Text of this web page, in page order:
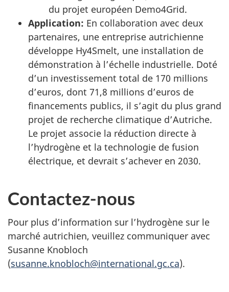
du projet européen Demo4Grid.
Application: En collaboration avec deux
partenaires, une entreprise autrichienne
développe Hy4Smelt, une installation de
démonstration à l’échelle industrielle. Doté
d’un investissement total de 170 millions
d’euros, dont 71,8 millions d’euros de
financements publics, il s’agit du plus grand
projet de recherche climatique d’Autriche.
Le projet associe la réduction directe à
l’hydrogène et la technologie de fusion
électrique, et devrait s’achever en 2030.
Contactez-nous
Pour plus d’information sur l’hydrogène sur le
marché autrichien, veuillez communiquer avec
Susanne Knobloch
(susanne.knobloch@international.gc.ca).